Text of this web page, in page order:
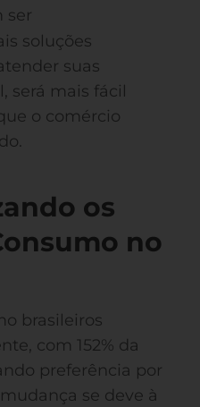
ser
soluções
suas
será mais fácil
o comércio
os
no
brasileiros
com 152% da
preferência por
se deve à